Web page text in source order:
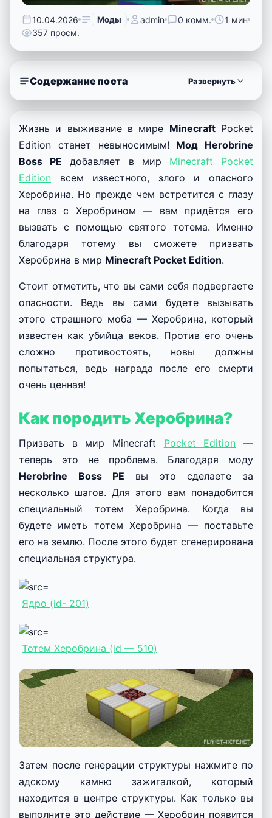
10.04.2026 Моды admin 0 комм.
1 мин
357 просм.
Содержание поста Развернуть
Жизнь и выживание в мире MinecraftPocket
Edition станет невыносимым! Мод Herobrine
Boss PE добавляет в мир Minecraft Pocket
Edition всем известного, злого и опасного
Херобрина. Но прежде чем встретится с глазу
на глаз с Херобрином — вам придётся его
вызвать с помощью святого тотема. Именно
благодаря тотему вы сможете призвать
Херобрина в мир Minecraft Pocket Edition.
Стоит отметить, что вы сами себя подвергаете
опасности. Ведь вы сами будете вызывать
этого страшного моба — Херобрина, который
известен как убийца веков. Против его очень
сложно противостоять, новы должны
попытаться, ведь награда после его смерти
очень ценная!
Как породить Херобрина?
Призвать в мир Minecraft Pocket Edition —
теперь это не проблема. Благодаря моду
Herobrine Boss PE вы это сделаете за
несколько шагов. Для этого вам понадобится
специальный тотем Херобрина. Когда вы
будете иметь тотем Херобрина — поставьте
его на землю. После этого будет сгенерирована
специальная структура.
Ядро (id- 201)
Тотем Херобрина (id — 510)
Затем после генерации структуры нажмите по
адскому камню зажигалкой, который
находится в центре структуры. Как только вы
выполните это действие — Херобрин появится